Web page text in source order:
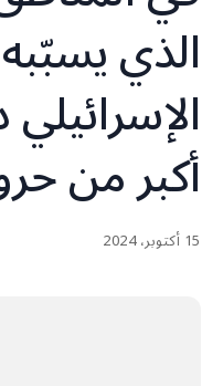
الذي
أكبر من
15 أكتوبر، 2024